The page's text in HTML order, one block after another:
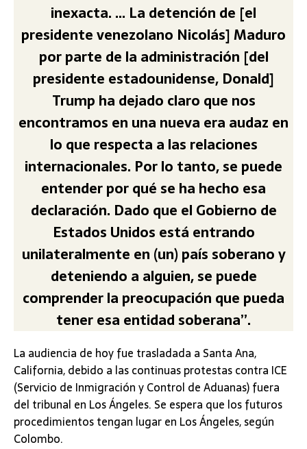
inexacta. … La detención de [el
presidente venezolano Nicolás] Maduro
por parte de la administración [del
presidente estadounidense, Donald]
Trump ha dejado claro que nos
encontramos en una nueva era audaz en
lo que respecta a las relaciones
internacionales. Por lo tanto, se puede
entender por qué se ha hecho esa
declaración. Dado que el Gobierno de
Estados Unidos está entrando
unilateralmente en (un) país soberano y
deteniendo a alguien, se puede
comprender la preocupación que pueda
tener esa entidad soberana”.
La audiencia de hoy fue trasladada a Santa Ana,
California, debido a las continuas protestas contra ICE
(Servicio de Inmigración y Control de Aduanas) fuera
del tribunal en Los Ángeles. Se espera que los futuros
procedimientos tengan lugar en Los Ángeles, según
Colombo.